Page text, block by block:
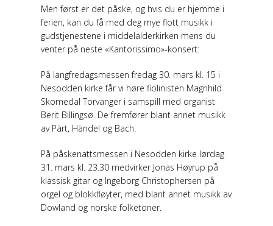
Men først er det påske, og hvis du er hjemme i
ferien, kan du få med deg mye flott musikk i
gudstjenestene i middelalderkirken mens du
venter på neste «Kantorissimo»-konsert:
På langfredagsmessen fredag 30. mars kl. 15 i
Nesodden kirke får vi høre fiolinisten Magnhild
Skomedal Torvanger i samspill med organist
Berit Billingsø. De fremfører blant annet musikk
av Pärt, Händel og Bach.
På påskenattsmessen i Nesodden kirke lørdag
31. mars kl. 23.30 medvirker Jonas Høyrup på
klassisk gitar og Ingeborg Christophersen på
orgel og blokkfløyter, med blant annet musikk av
Dowland og norske folketoner.